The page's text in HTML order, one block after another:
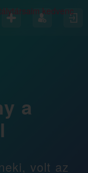
a
volt az